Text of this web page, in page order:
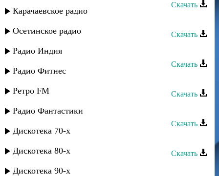
Карачаевское радио
Осетинское радио
Радио Индия
Радио Фитнес
Ретро FM
Радио Фантастики
Дискотека 70-х
Дискотека 80-х
Дискотека 90-х
Скачать
Скачать
Асхат Айдемиров - Я позвоню
Скачать
Скачать
Асхат Айдемиров - Под гитару
Скачать
Скачать
Асхат Айдемиров - Гел дейсен